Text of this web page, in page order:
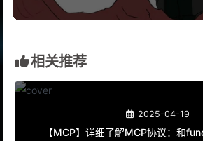
相关推荐
2025-04-19
【MCP】详细了解MCP协议：和